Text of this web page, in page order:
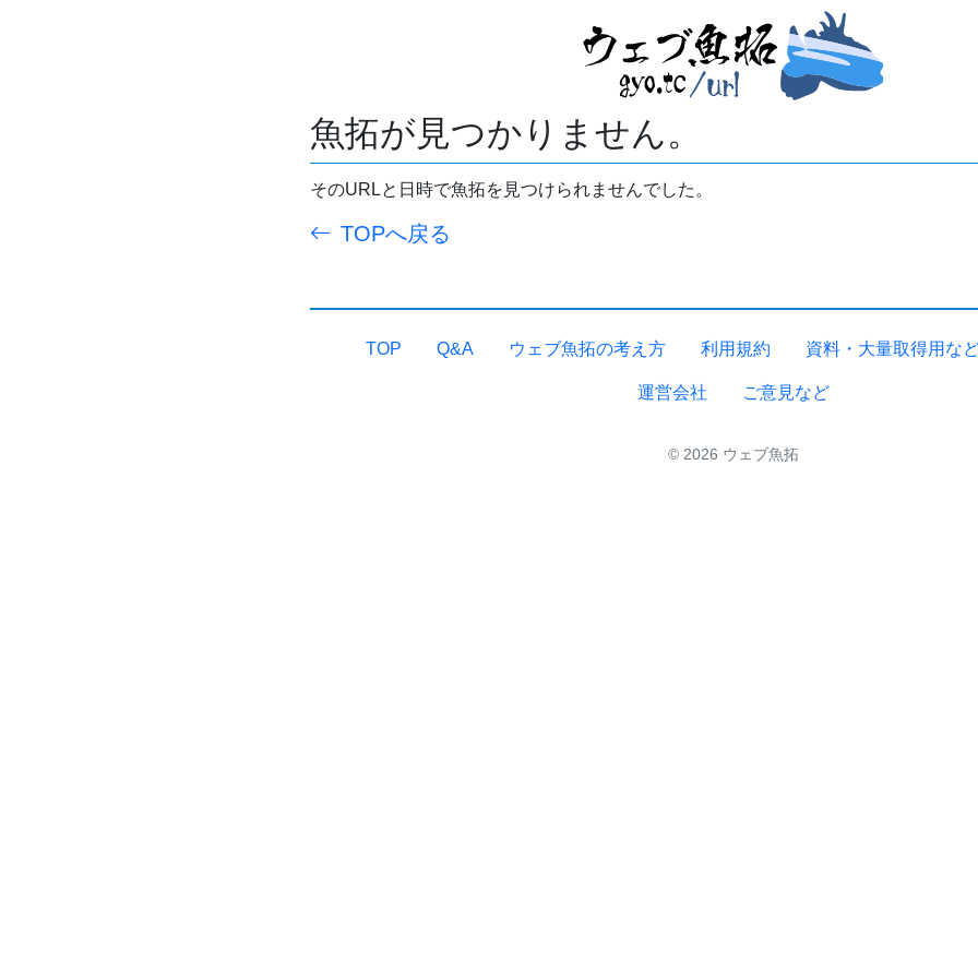
魚拓が見つかりません。
そのURLと日時で魚拓を見つけられませんでした。
TOPへ戻る
TOP Q&A ウェブ魚拓の考え方 利用規約 資料・大量取得用な
運営会社 ご意見など
© 2026 ウェブ魚拓